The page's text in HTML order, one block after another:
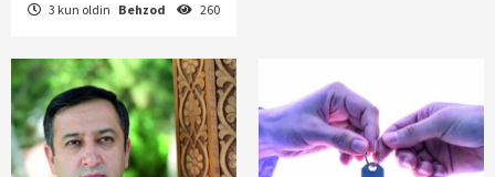
3 kun oldin Behzod 260